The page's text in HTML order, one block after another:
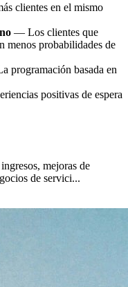
clientes en el mismo
— Los clientes que
menos probabilidades de
programación basada en
positivas de espera
mejoras de
de servici...